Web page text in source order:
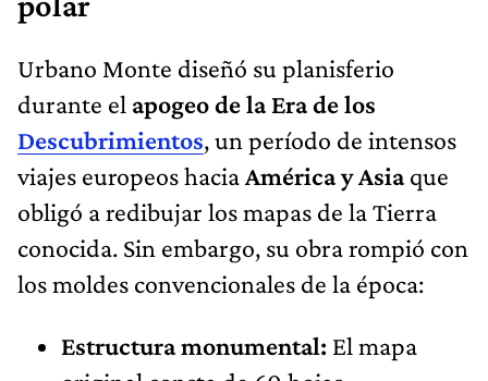
Urbano Monte diseñó su planisferio
durante el apogeo de la Era de los
Descubrimientos, un período de intensos
viajes europeos haciaAmérica y Asiaque
obligó a redibujar los mapas de la Tierra
conocida. Sin embargo, su obra rompió con
los moldes convencionales de la época:
Estructura monumental: El mapa